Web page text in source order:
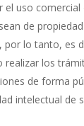
el uso comercial
de
por lo tanto, es
realizar los
de forma
intelectual de